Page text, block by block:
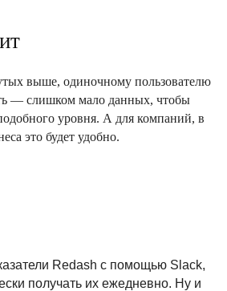
выше, одиночному пользователю
— слишком мало данных, чтобы
уровня. А для компаний, в
это будет удобно.
Redash с помощью Slack,
получать их ежедневно. Ну и